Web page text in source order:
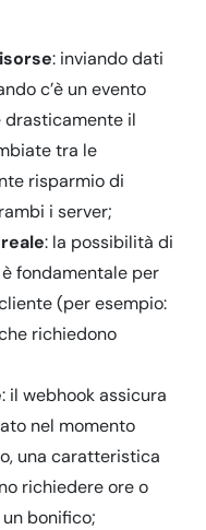
: inviando dati
c’è un evento
drasticamente il
tra le
risparmio di
i server;
: la possibilità di
fondamentale per
(per esempio:
richiedono
: il webhook assicura
nel momento
una caratteristica
richiedere ore o
bonifico;